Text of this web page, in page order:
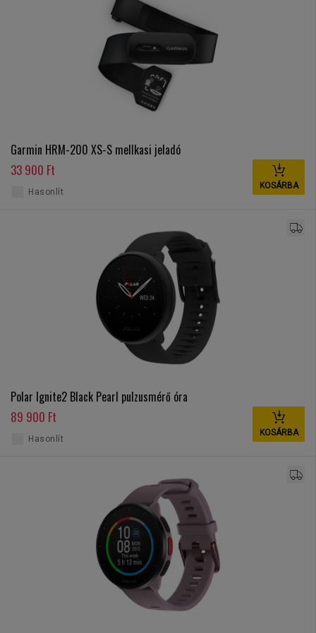
Garmin HRM-200 XS-S mellkasi jeladó
33 900 Ft
KOSÁRBA
Hasonlít
Polar Ignite2 Black Pearl pulzusmérő óra
89 900 Ft
KOSÁRBA
Hasonlít